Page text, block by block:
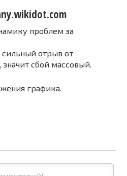
проблем за
сильный отрыв от
сбой массовый.
графика.